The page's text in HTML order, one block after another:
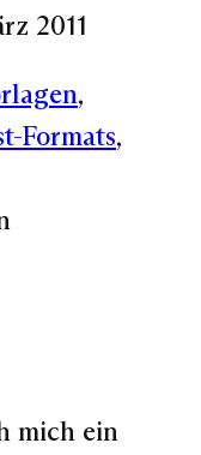
2011
Formats
mich ein